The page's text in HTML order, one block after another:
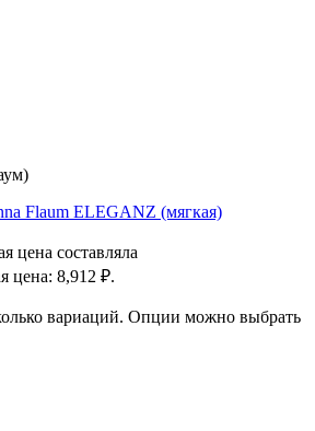
Flaum ELEGANZ (мягкая)
цена составляла
цена: 8,912 ₽.
вариаций. Опции можно выбрать